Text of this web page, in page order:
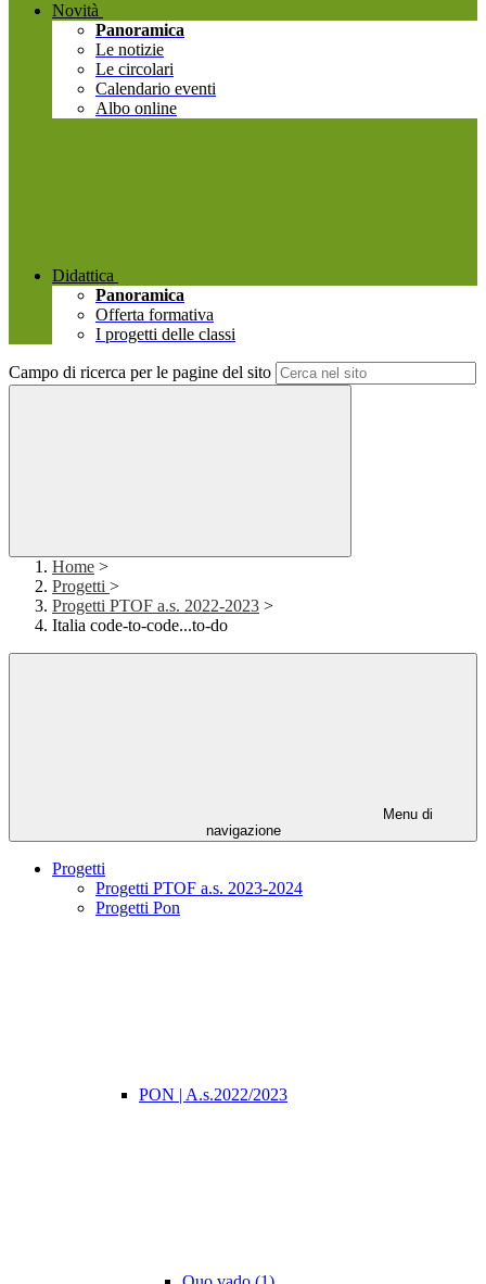
Novità
Panoramica
Le notizie
Le circolari
Calendario eventi
Albo online
Didattica
Panoramica
Offerta formativa
I progetti delle classi
Campo di ricerca per le pagine del sito
Home >
Progetti >
Progetti PTOF a.s. 2022-2023 >
Italia code-to-code...to-do
Menu di
navigazione
Progetti
Progetti PTOF a.s. 2023-2024
Progetti Pon
PON | A.s.2022/2023